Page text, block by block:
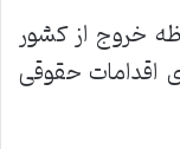
خروج از کشور
اقدامات حقوقی